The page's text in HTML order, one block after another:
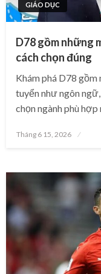
GIÁO DỤC
D78 gồm những
cách chọn đúng
Khám phá D78 gồm
tuyển như ngôn
chọn ngành phù
Posted
Tháng 6 15, 2026